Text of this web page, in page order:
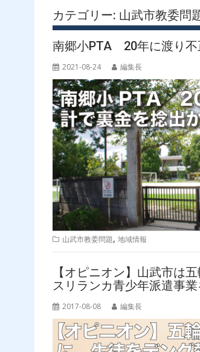
カテゴリー: 山武市教委問
南郷小PTA 20年に渡り不
2021-08-24 編集長
山武市教委問題, 地域情報
【オピニオン】山武市は
スリランカ青少年派遣事業
2017-08-08 編集長